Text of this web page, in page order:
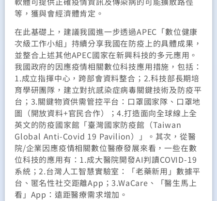
等，獲與會經濟體肯定。
在此基礎上，建議我國進一步透過APEC「數位健康
次級工作小組」持續分享我國在防疫上的具體成果，
並整合上述其他APEC國家在新興科技的多元應用。
我國政府的因應疫情相關數位科技應用措施，包括：
1.成立指揮中心，跨部會資料整合；2.科技部長期培
育學研團隊，建立對抗感染症病毒關鍵技術及防疫平
台；3.關鍵物資供需管控平台：口罩國家隊、口罩地
圖（開放資料+官民合作）；4.打造面向全球線上全
英文的防疫國家館「臺灣國家防疫館（Taiwan
Global Anti-Covid 19 Pavilion）」。其次，從醫
院/企業因應疫情相關數位醫療發展來看，一些在數
位科技的應用有：1.成大醫院開發AI判讀COVID-19
系統；2.台灣人工智慧實驗室：「老藥新用」數據平
台、匿名性社交距離App；3.WaCare、「醫生馬上
看」App：遠距醫療需求增加。